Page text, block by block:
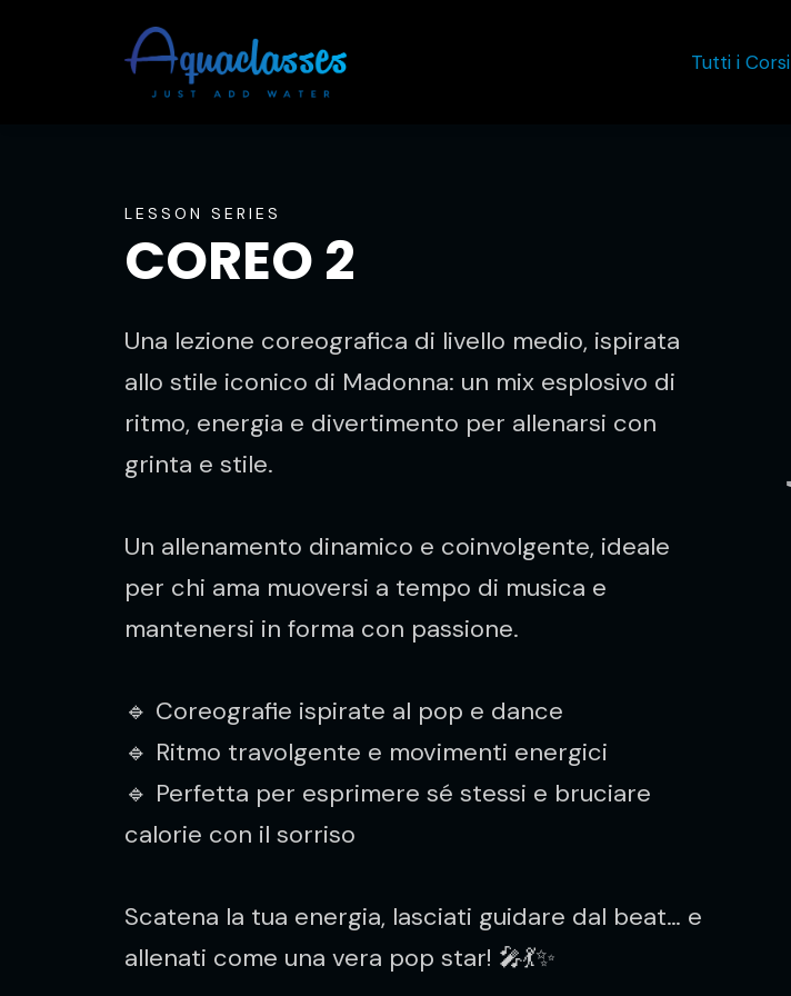
Tutti i Corsi
LESSON SERIES
COREO 2
Una lezione coreografica di livello medio, ispirata
allo stile iconico di Madonna: un mix esplosivo di
ritmo, energia e divertimento per allenarsi con
grinta e stile.
Un allenamento dinamico e coinvolgente, ideale
per chi ama muoversi a tempo di musica e
mantenersi in forma con passione.
🔹 Coreografie ispirate al pop e dance
🔹 Ritmo travolgente e movimenti energici
🔹 Perfetta per esprimere sé stessi e bruciare
calorie con il sorriso
Scatena la tua energia, lasciati guidare dal beat… e
allenati come una vera pop star! 🎤💃✨